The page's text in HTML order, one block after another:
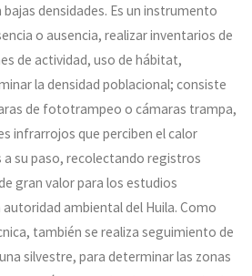
densidades. Es un instrumento
o ausencia, realizar inventarios de
de actividad, uso de hábitat,
la densidad poblacional; consiste
de fototrampeo o cámaras trampa,
infrarrojos que perciben el calor
su paso, recolectando registros
gran valor para los estudios
ambiental del Huila. Como
también se realiza seguimiento de
silvestre, para determinar las zonas